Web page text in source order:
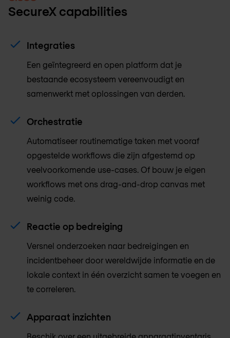
SecureX capabilities
Integraties
Een geïntegreerd en open platform dat je
bestaande ecosysteem vereenvoudigt en
samenwerkt met oplossingen van derden.
Orchestratie
Automatiseer routinematige taken met vooraf
opgestelde workflows die zijn afgestemd op
veelvoorkomende use-cases. Of bouw je eigen
workflows met ons drag-and-drop canvas met
weinig code.
Reactie op bedreiging
Versnel onderzoeken naar bedreigingen en
incidentbeheer door wereldwijde informatie en de
lokale context in één overzicht samen te voegen en
te correleren.
Apparaat inzichten